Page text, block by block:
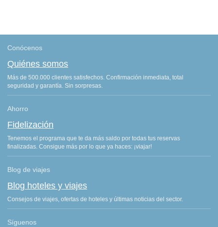
Conócenos
Quiénes somos
Más de 500.000 clientes satisfechos. Confirmación inmediata, total
seguridad y garantía. Sin sorpresas.
Ahorro
Fidelización
Tenemos el programa que te da más saldo por todas tus reservas
finalizadas. Consigue más por lo que ya haces: ¡viajar!
Blog de viajes
Blog hoteles y viajes
Consejos de viajes, ofertas de hoteles y últimas noticias del sector.
Síguenos